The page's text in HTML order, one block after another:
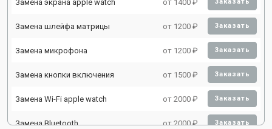
Замена экрана apple watch от 1400 ₽
Замена шлейфа матрицы от 1200 ₽ Заказать
Замена микрофона от 1200 ₽ Заказать
Замена кнопки включения от 1500 ₽ Заказать
Замена Wi-Fi apple watch от 2000 ₽ Заказать
Замена Bluetooth от 2000 ₽ Заказать